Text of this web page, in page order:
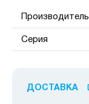
Производитель
Серия
ДОСТАВКА